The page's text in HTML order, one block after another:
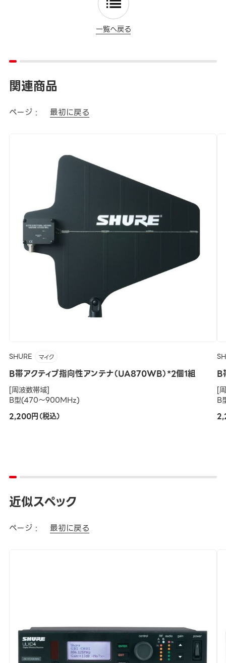
一覧へ戻る
関連商品
ページ : 最初に戻る
SHURE マイク
B帯アクティブ指向性アンテナ（UA870WB）*2個1組
[周波数帯域]
B型(470～900MHz)
2,200円（税込）
B
[
B
近似スペック
ページ : 最初に戻る